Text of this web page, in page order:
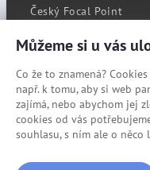
Český Focal Point
RSS
Cookies
Prohlášení o
Mapa stránek
Můžeme si u vás
Co že to znamená?
např. k tomu, aby si web
zajímá, nebo abychom jej
cookies od vás
souhlasu, s ním ale o něco